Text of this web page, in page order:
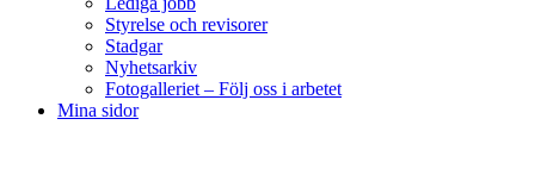
Styrelse och revisorer
Stadgar
Nyhetsarkiv
Fotogalleriet – Följ oss i arbetet
Mina sidor